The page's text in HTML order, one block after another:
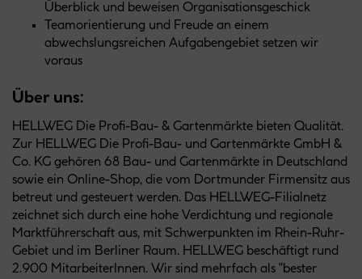
Überblick und beweisen Organisationsgeschick
Teamorientierung und Freude an einem
abwechslungsreichen Aufgabengebiet setzen wir
voraus
Über uns:
HELLWEG Die Profi-Bau- & Gartenmärkte bieten Qualität.
Zur HELLWEG Die Profi-Bau- und Gartenmärkte GmbH &
Co. KG gehören 68 Bau- und Gartenmärkte in Deutschland
sowie ein Online-Shop, die vom Dortmunder Firmensitz aus
betreut und gesteuert werden. Das HELLWEG-Filialnetz
zeichnet sich durch eine hohe Verdichtung und regionale
Marktführerschaft aus, mit Schwerpunkten im Rhein-Ruhr-
Gebiet und im Berliner Raum. HELLWEG beschäftigt rund
2.900 MitarbeiterInnen. Wir sind mehrfach als "bester